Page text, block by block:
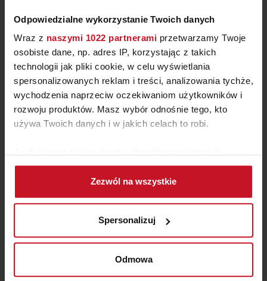
Odpowiedzialne wykorzystanie Twoich danych
Wraz z naszymi 1022 partnerami przetwarzamy Twoje
osobiste dane, np. adres IP, korzystając z takich
technologii jak pliki cookie, w celu wyświetlania
spersonalizowanych reklam i treści, analizowania tychże,
wychodzenia naprzeciw oczekiwaniom użytkowników i
rozwoju produktów. Masz wybór odnośnie tego, kto
używa Twoich danych i w jakich celach to robi.
Gromadzić dane dotyczące Twojej lokalizacji
geograficznej z dokładnością nawet do kilku metrów
Identyfikować Twoje urządzenie, aktywnie
(fingerprinting, czyli wirtualny odcisk palca)
Dowiedz się więcej odnośnie tego, jak Twoje osobiste
dane są przetwarzane oraz ustaw własne preferencje w
Zezwól na wszystkie
Spersonalizuj
Odmowa
STÓŁ MOROSA